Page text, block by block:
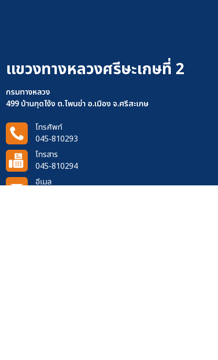
แขวงทางหลวงศรีษะเกษที่ 2
กรมทางหลวง
499 บ้านกุดโง้ง ต.โพนข่า อ.เมือง จ.ศรีสะเกษ
โทรศัพท์
045-810293
โทรสาร
045-810294
อีเมล